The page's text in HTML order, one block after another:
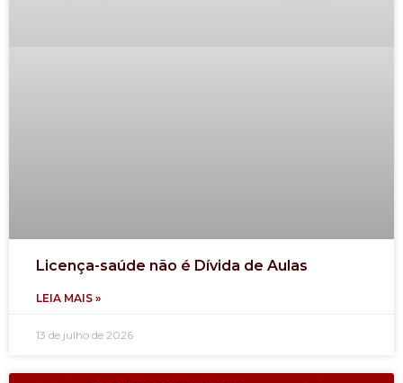
Licença-saúde não é Dívida de Aulas
LEIA MAIS »
13 de julho de 2026